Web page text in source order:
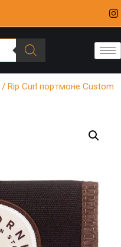
/ Rip Curl портмоне Custom